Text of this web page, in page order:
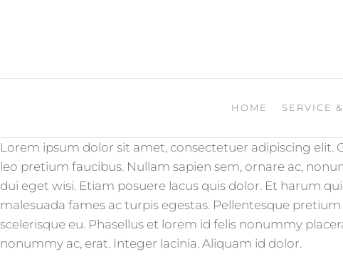
HOME SERVICE
Lorem ipsum dolor sit amet, consectetuer adipiscing elit.
leo pretium faucibus. Nullam sapien sem, ornare ac,
dui eget wisi. Etiam posuere lacus quis dolor. Et harum
malesuada fames ac turpis egestas. Pellentesque
scelerisque eu. Phasellus et lorem id felis nonummy
nonummy ac, erat. Integer lacinia. Aliquam id dolor.